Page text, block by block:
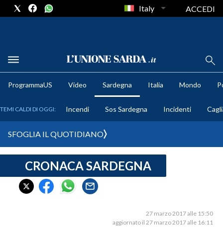
METEO
CRONACA SARDEGNA
CAGLIARI
Italy ACCEDI
ProgrammaUS Video Sardegna Italia Mondo
TEMI CALDI DI OGGI: Incendi Sos Sardegna Incidenti
SFOGLIA IL QUOTIDIANO
CRONACA SARDEGNA
27 marzo 2017 alle 15:50
aggiornato il 27 marzo 2017 alle 16:11